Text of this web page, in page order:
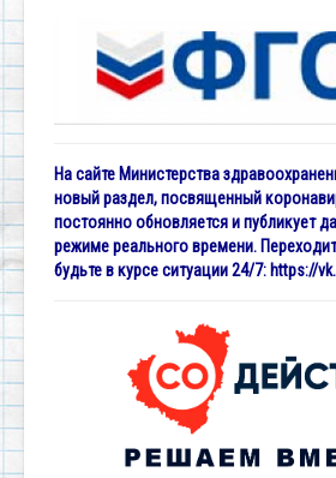
На сайте Министерства
новый раздел, посвященный
постоянно обновляется и публикует
режиме реального времени.
будьте в курсе ситуации 24/7: https://